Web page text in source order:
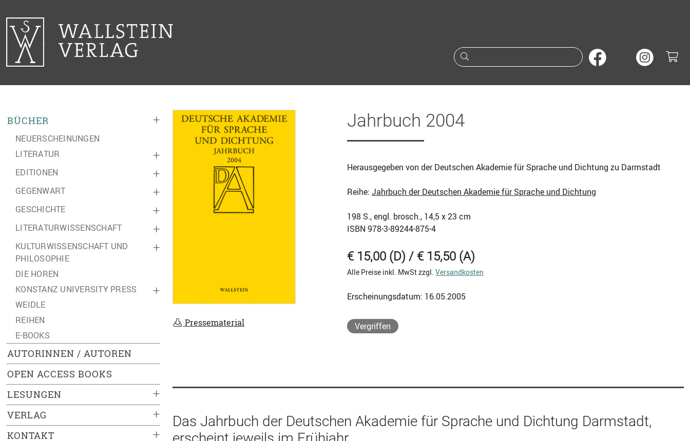
Suche nach Büchern oder
+
BÜCHER
NEUERSCHEINUNGEN
+
LITERATUR
+
EDITIONEN
+
GEGENWART
+
GESCHICHTE
+
LITERATURWISSENSCHAFT
+
KULTURWISSENSCHAFT UND
PHILOSOPHIE
DIE HOREN
+
KONSTANZ UNIVERSITY PRESS
WEIDLE
REIHEN
E-BOOKS
AUTORINNEN / AUTOREN
OPEN ACCESS BOOKS
+
LESUNGEN
+
VERLAG
+
KONTAKT
Pressematerial
Jahrbuch 2004
Herausgegeben von der Deutschen Akademie für Sprache und Dichtung zu Darmstadt
Reihe: Jahrbuch der Deutschen Akademie für Sprache und Dichtung
198 S., engl. brosch., 14,5 x 23 cm
ISBN 978-3-89244-875-4
€ 15,00 (D) / € 15,50 (A)
Alle Preise inkl. MwSt zzgl. Versandkosten
Erscheinungsdatum: 16.05.2005
Vergriffen
Das Jahrbuch der Deutschen Akademie für Sprache und Dichtung Darmstadt,